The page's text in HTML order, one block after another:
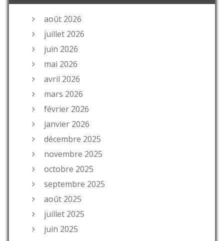
août 2026
juillet 2026
juin 2026
mai 2026
avril 2026
mars 2026
février 2026
janvier 2026
décembre 2025
novembre 2025
octobre 2025
septembre 2025
août 2025
juillet 2025
juin 2025